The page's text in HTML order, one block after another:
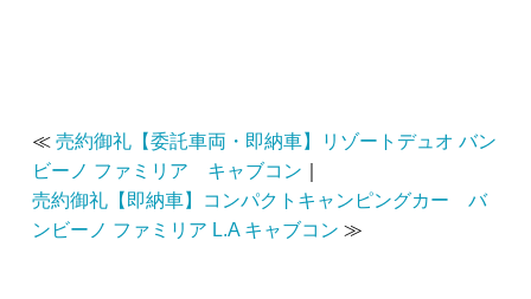
≪ 売約御礼【委託車両・即納車】リゾートデュオ バン
ビーノ ファミリア キャブコン
売約御礼【即納車】コンパクトキャンピングカー バ
ンビーノ ファミリア L.A キャブコン ≫